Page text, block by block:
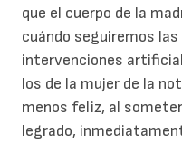
que el cuerpo de la
cuándo seguiremos
intervenciones
los de la mujer de la
menos feliz, al
legrado,